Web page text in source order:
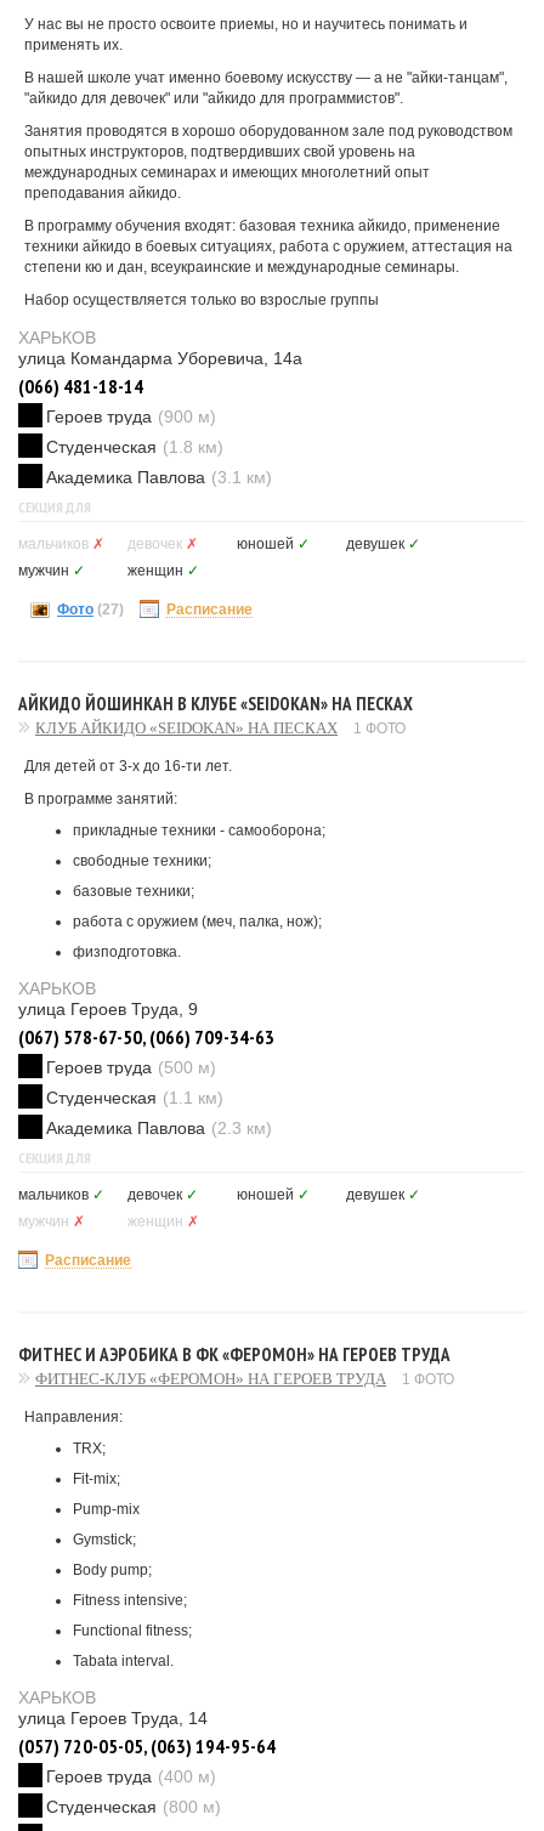
У нас вы не просто освоите приемы, но и научитесь понимать и
применять их.
В нашей школе учат именно боевому искусству — а не "айки-танцам",
"айкидо для девочек" или "айкидо для программистов".
Занятия проводятся в хорошо оборудованном зале под руководством
опытных инструкторов, подтвердивших свой уровень на
международных семинарах и имеющих многолетний опыт
преподавания айкидо.
В программу обучения входят: базовая техника айкидо, применение
техники айкидо в боевых ситуациях, работа с оружием, аттестация на
степени кю и дан, всеукраинские и международные семинары.
Набор осуществляется только во взрослые группы
ХАРЬКОВ
улица Командарма Уборевича, 14а
(066) 481-18-14
Героев труда (900 м)
Студенческая (1.8 км)
Академика Павлова (3.1 км)
СЕКЦИЯ ДЛЯ
мальчиков ✗ девочек ✗ юношей ✓ девушек ✓
мужчин ✓ женщин ✓
Фото (27) Расписание
АЙКИДО ЙОШИНКАН В КЛУБЕ «SEIDOKAN» НА ПЕСКАХ
КЛУБ АЙКИДО «SEIDOKAN» НА ПЕСКАХ 1 ФОТО
Для детей от 3-х до 16-ти лет.
В программе занятий:
прикладные техники - самооборона;
свободные техники;
базовые техники;
работа с оружием (меч, палка, нож);
физподготовка.
ХАРЬКОВ
улица Героев Труда, 9
(067) 578-67-50, (066) 709-34-63
Героев труда (500 м)
Студенческая (1.1 км)
Академика Павлова (2.3 км)
СЕКЦИЯ ДЛЯ
мальчиков ✓ девочек ✓ юношей ✓ девушек ✓
мужчин ✗ женщин ✗
Расписание
ФИТНЕС И АЭРОБИКА В ФК «ФЕРОМОН» НА ГЕРОЕВ ТРУДА
ФИТНЕС-КЛУБ «ФЕРОМОН» НА ГЕРОЕВ ТРУДА 1 ФОТО
Направления:
TRX;
Fit-mix;
Pump-mix
Gymstick;
Body pump;
Fitness intensive;
Functional fitness;
Tabata interval.
ХАРЬКОВ
улица Героев Труда, 14
(057) 720-05-05, (063) 194-95-64
Героев труда (400 м)
Студенческая (800 м)